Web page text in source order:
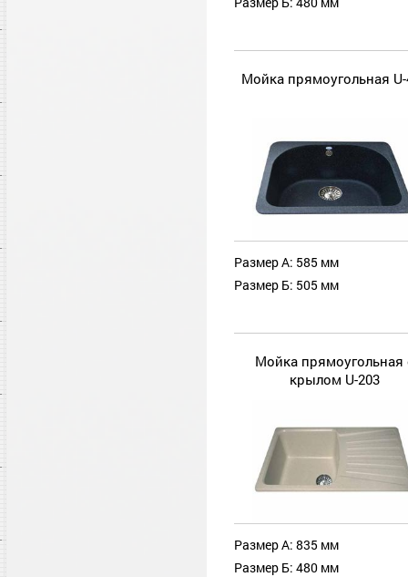
Мойка прямоугольная
Размер А: 585 мм
Размер Б: 505 мм
Мойка прямоугольная
крылом U-203
Размер А: 835 мм
Размер Б: 480 мм